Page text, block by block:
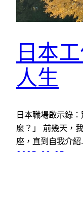
日本
人生
日本職場啟示錄
麼？」 前幾天，
座，直到自我介
2025-09-25